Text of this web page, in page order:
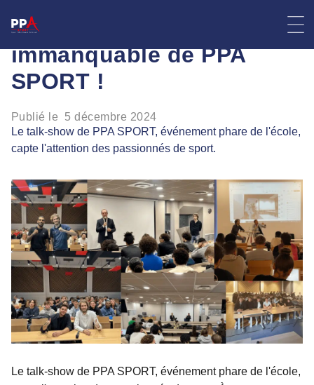
Talk-show : l’événement
immanquable de PPA
SPORT !
Publié le 5 décembre 2024
Le talk-show de PPA SPORT, événement phare de l'école,
capte l'attention des passionnés de sport.
Le talk-show de PPA SPORT, événement phare de l'école,